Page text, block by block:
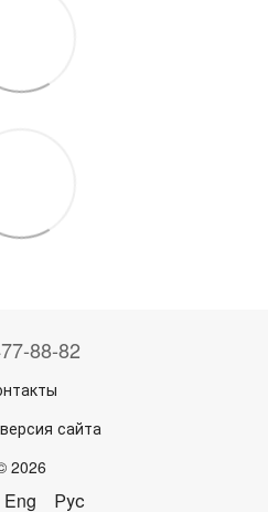
88-82
сайта
2026
Eng Рус